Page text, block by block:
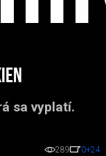
sa vyplatí.
289 0+24